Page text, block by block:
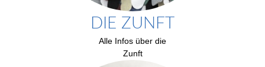
DIE ZUNFT
Alle Infos über die
Zunft